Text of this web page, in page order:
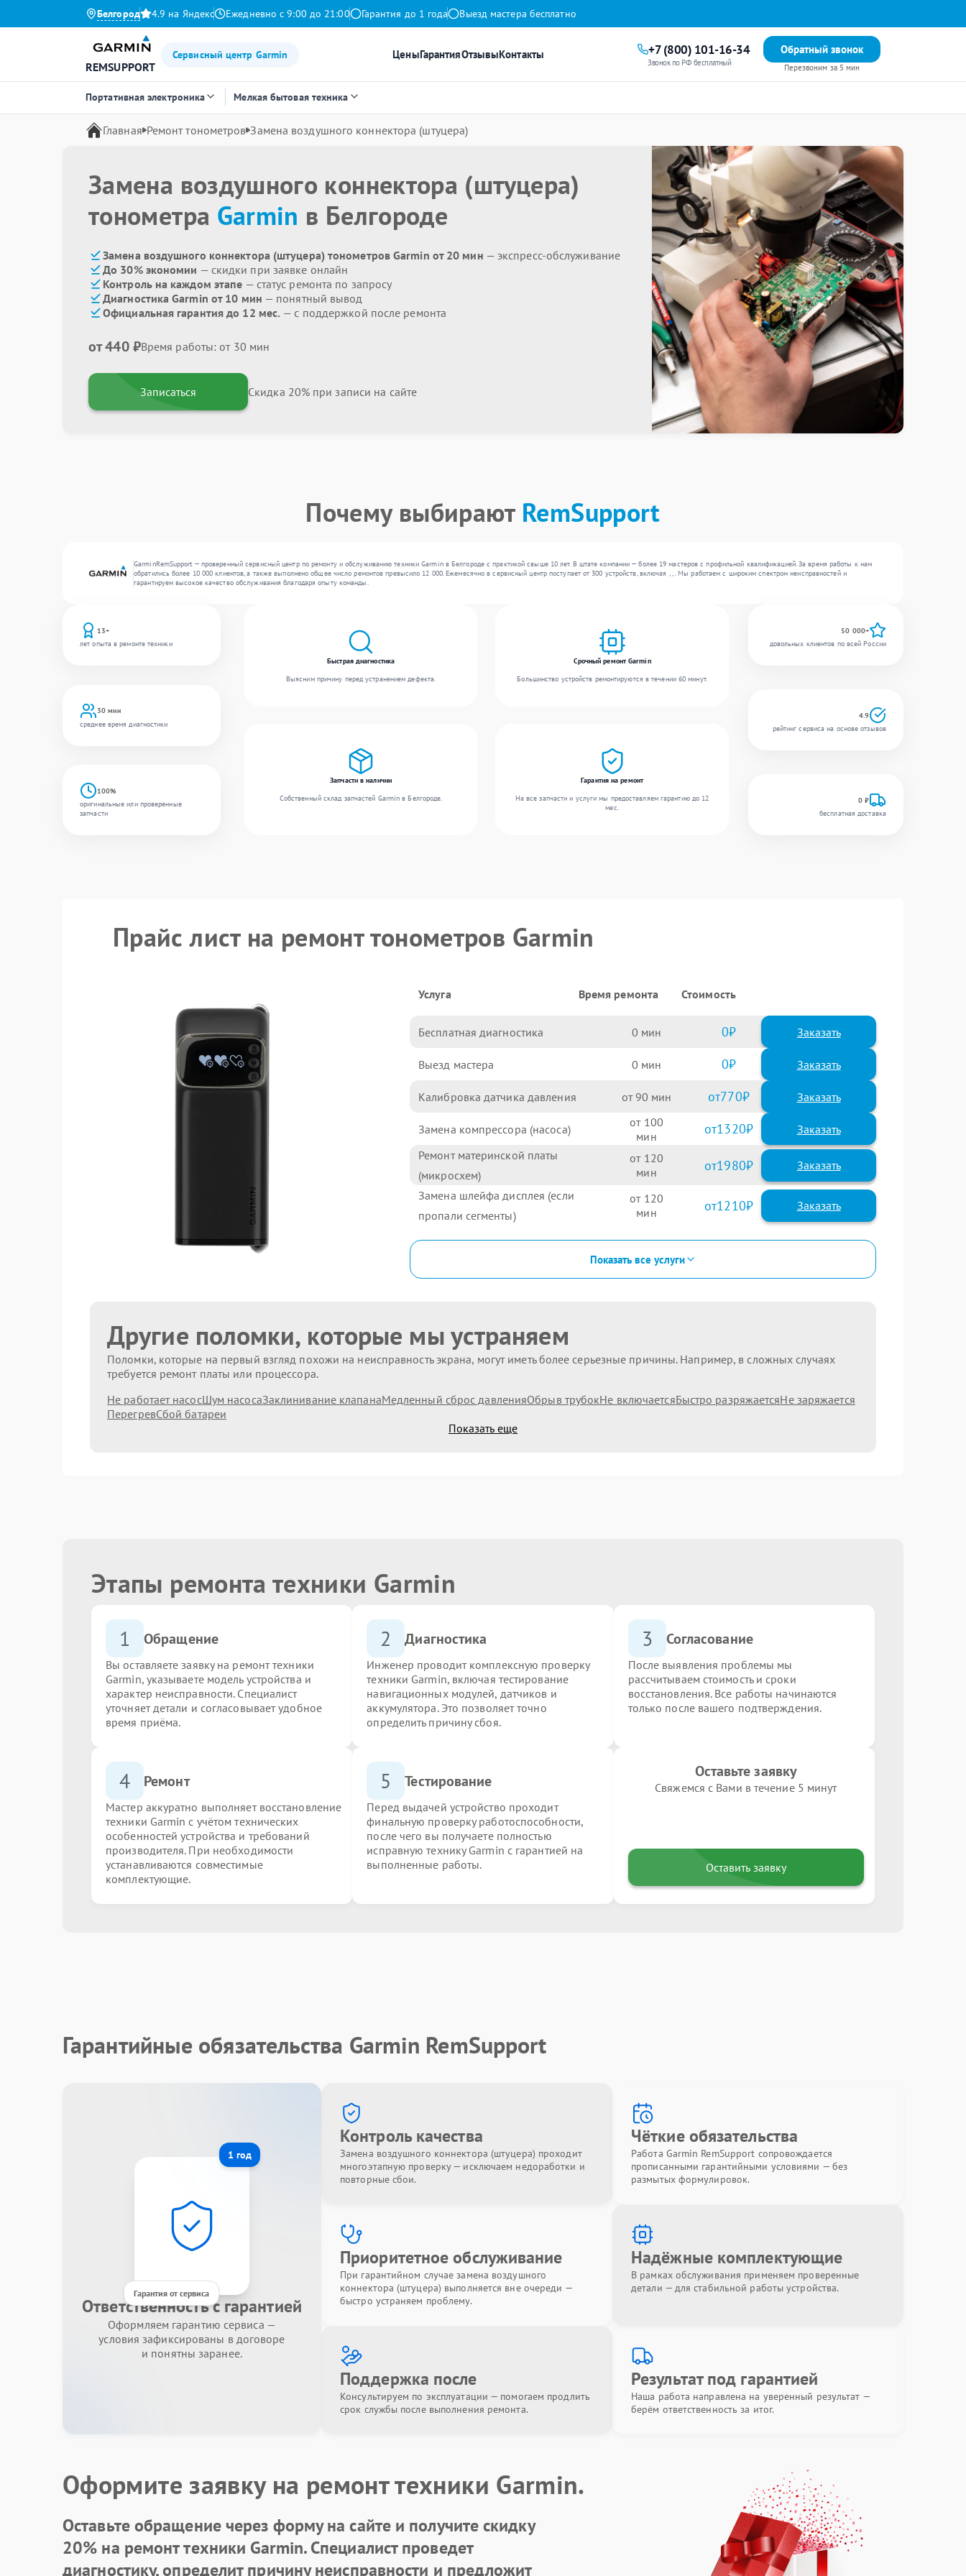
Белгород 4.9 на Яндекс Ежедневно с 9:00 до 21:00 Гарантия до 1 года Выезд мастера бесплатно
REMSUPPORT
Сервисный центр Garmin ЦеныГарантияОтзывыКонтакты +7 (800) 101-16-34
Звонок по РФ бесплатный
Обратный звонок
Перезвоним за 5 мин
Портативная электроника Мелкая бытовая техника
Главная Ремонт тонометров Замена воздушного коннектора (штуцера)
Замена воздушного коннектора (штуцера)
тонометра Garmin в Белгороде
Замена воздушного коннектора (штуцера) тонометров Garmin от 20 мин — экспресс-обслуживание
До 30% экономии — скидки при заявке онлайн
Контроль на каждом этапе — статус ремонта по запросу
Диагностика Garmin от 10 мин — понятный вывод
Официальная гарантия до 12 мес. — с поддержкой после ремонта
от 440 ₽Время работы: от 30 мин
Записаться Скидка 20% при записи на сайте
Почему выбирают RemSupport
GarminRemSupport — проверенный сервисный центр по ремонту и обслуживанию техники Garmin в Белгороде с практикой свыше 10 лет. В штате компании — более 19 мастеров с профильной квалификацией. За время работы к нам
обратились более 10 000 клиентов, а также выполнено общее число ремонтов превысило 12 000. Ежемесячно в сервисный центр поступает от 300 устройств, включая , , . Мы работаем с широким спектром неисправностей и
гарантируем высокое качество обслуживания благодаря опыту команды.
13+
лет опыта в ремонте техники
30 мин
среднее время диагностики
100%
оригинальные или проверенные
запчасти
Быстрая диагностика
Выясним причину перед устранением дефекта.
Срочный ремонт Garmin
Большинство устройств ремонтируются в течении 60 минут.
Запчасти в наличии
Собственный склад запчастей Garmin в Белгороде.
Гарантия на ремонт
На все запчасти и услуги мы предоставляем гарантию до 12
мес.
50 000+
довольных клиентов по всей России
4.9
рейтинг сервиса на основе отзывов
0 ₽
бесплатная доставка
Прайс лист на ремонт тонометров Garmin
Услуга Время ремонта Стоимость
Бесплатная диагностика 0 0 Заказать
Выезд мастера 0 0 Заказать
Калибровка датчика давления 90 770
Замена компрессора (насоса) 100 1320
Ремонт материнской платы
(микросхем)
120 1980
Замена шлейфа дисплея (если
пропали сегменты)
120 1210
Показать все услуги
Другие поломки, которые мы устраняем
Поломки, которые на первый взгляд похожи на неисправность экрана, могут иметь более серьезные причины. Например, в сложных случаях
требуется ремонт платы или процессора.
Не работает насосШум насосаЗаклинивание клапанаМедленный сброс давленияОбрыв трубокНе включаетсяБыстро разряжаетсяНе заряжается
ПерегревСбой батареи
Показать еще
Этапы ремонта техники Garmin
1 Обращение
Вы оставляете заявку на ремонт техники
Garmin, указываете модель устройства и
характер неисправности. Специалист
уточняет детали и согласовывает удобное
время приёма.
2 Диагностика
Инженер проводит комплексную проверку
техники Garmin, включая тестирование
навигационных модулей, датчиков и
аккумулятора. Это позволяет точно
определить причину сбоя.
3 Согласование
После выявления проблемы мы
рассчитываем стоимость и сроки
восстановления. Все работы начинаются
только после вашего подтверждения.
4 Ремонт
Мастер аккуратно выполняет восстановление
техники Garmin с учётом технических
особенностей устройства и требований
производителя. При необходимости
устанавливаются совместимые
комплектующие.
5 Тестирование
Перед выдачей устройство проходит
финальную проверку работоспособности,
после чего вы получаете полностью
исправную технику Garmin с гарантией на
выполненные работы.
Оставьте заявку
Свяжемся с Вами в течение 5 минут
Оставить заявку
Гарантийные обязательства Garmin RemSupport
1 год
Гарантия от сервиса
Ответственность с гарантией
Оформляем гарантию сервиса —
условия зафиксированы в договоре
и понятны заранее.
Контроль качества
Замена воздушного коннектора (штуцера) проходит
многоэтапную проверку — исключаем недоработки и
повторные сбои.
Чёткие обязательства
Работа Garmin RemSupport сопровождается
прописанными гарантийными условиями — без
размытых формулировок.
Приоритетное обслуживание
При гарантийном случае замена воздушного
коннектора (штуцера) выполняется вне очереди —
быстро устраняем проблему.
Надёжные комплектующие
В рамках обслуживания применяем проверенные
детали — для стабильной работы устройства.
Поддержка после
Консультируем по эксплуатации — помогаем продлить
срок службы после выполнения ремонта.
Результат под гарантией
Наша работа направлена на уверенный результат —
берём ответственность за итог.
Оформите заявку на ремонт техники Garmin.
Оставьте обращение через форму на сайте и получите скидку
20% на ремонт техники Garmin. Специалист проведет
диагностику, определит причину неисправности и предложит